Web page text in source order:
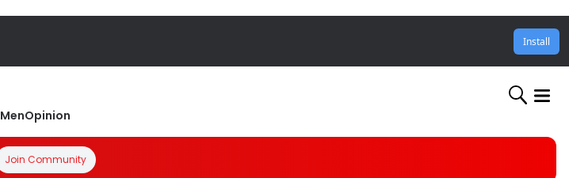
Install
MenOpinion
Join Community